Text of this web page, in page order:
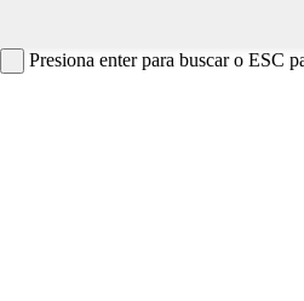
Presiona enter para buscar o ESC